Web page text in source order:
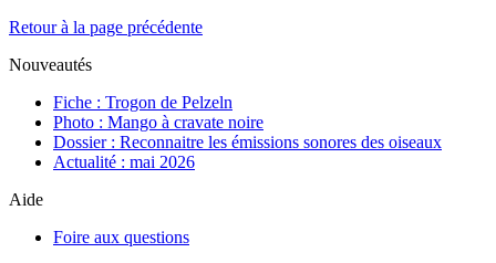
Retour à la page précédente
Nouveautés
Fiche : Trogon de Pelzeln
Photo : Mango à cravate noire
Dossier : Reconnaitre les émissions sonores des oiseaux
Actualité : mai 2026
Aide
Foire aux questions